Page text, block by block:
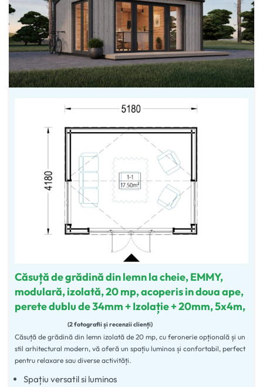
Căsuță de grădină din lemn la cheie, EMMY,
modulară, izolată, 20 mp, acoperis in doua ape,
perete dublu de 34mm + Izolație + 20mm, 5x4m,
Evaluat la5.00din 5
2 fotografii și recenzii clienți
Căsuță de grădină din lemn izolată de 20 mp, cu feronerie opțională și un
stil arhitectural modern, vă oferă un spațiu luminos și confortabil, perfect
pentru relaxare sau diverse activități.
Spațiu versatil si luminos